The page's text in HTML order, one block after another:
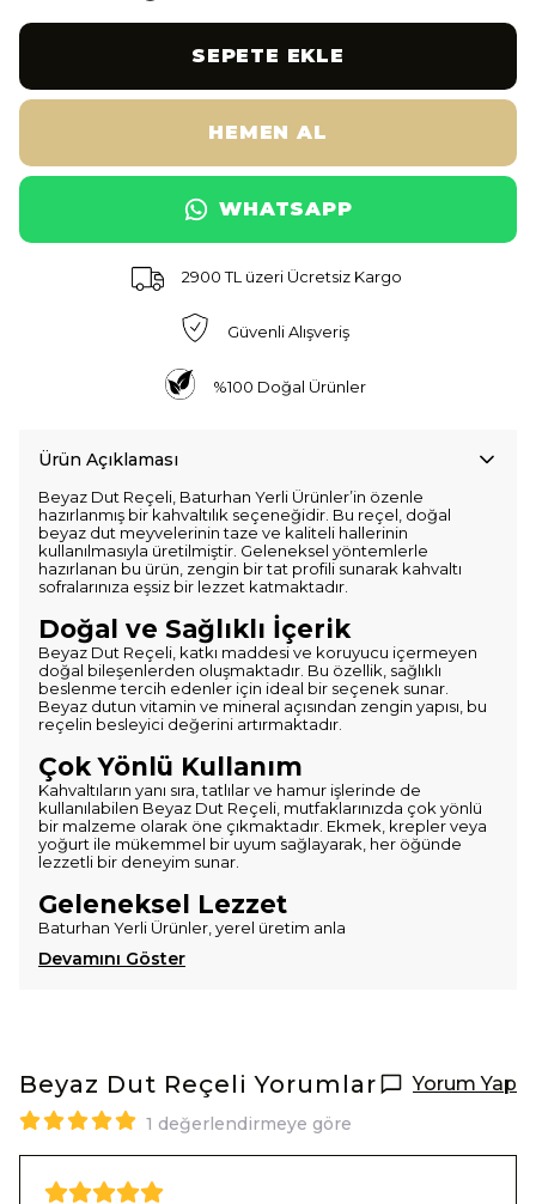
SEPETE EKLE
HEMEN AL
WHATSAPP
2900 TL üzeri Ücretsiz Kargo
Güvenli Alışveriş
%100 Doğal Ürünler
Ürün Açıklaması
Beyaz Dut Reçeli, Baturhan Yerli Ürünler’in özenle
hazırlanmış bir kahvaltılık seçeneğidir. Bu reçel, doğal
beyaz dut meyvelerinin taze ve kaliteli hallerinin
kullanılmasıyla üretilmiştir. Geleneksel yöntemlerle
hazırlanan bu ürün, zengin bir tat profili sunarak kahvaltı
sofralarınıza eşsiz bir lezzet katmaktadır.
Doğal ve Sağlıklı İçerik
Beyaz Dut Reçeli, katkı maddesi ve koruyucu içermeyen
doğal bileşenlerden oluşmaktadır. Bu özellik, sağlıklı
beslenme tercih edenler için ideal bir seçenek sunar.
Beyaz dutun vitamin ve mineral açısından zengin yapısı, bu
reçelin besleyici değerini artırmaktadır.
Çok Yönlü Kullanım
Kahvaltıların yanı sıra, tatlılar ve hamur işlerinde de
kullanılabilen Beyaz Dut Reçeli, mutfaklarınızda çok yönlü
bir malzeme olarak öne çıkmaktadır. Ekmek, krepler veya
yoğurt ile mükemmel bir uyum sağlayarak, her öğünde
lezzetli bir deneyim sunar.
Geleneksel Lezzet
Baturhan Yerli Ürünler, yerel üretim anla
Devamını Göster
Beyaz Dut Reçeli Yorumlar Yorum Yap
1 değerlendirmeye göre